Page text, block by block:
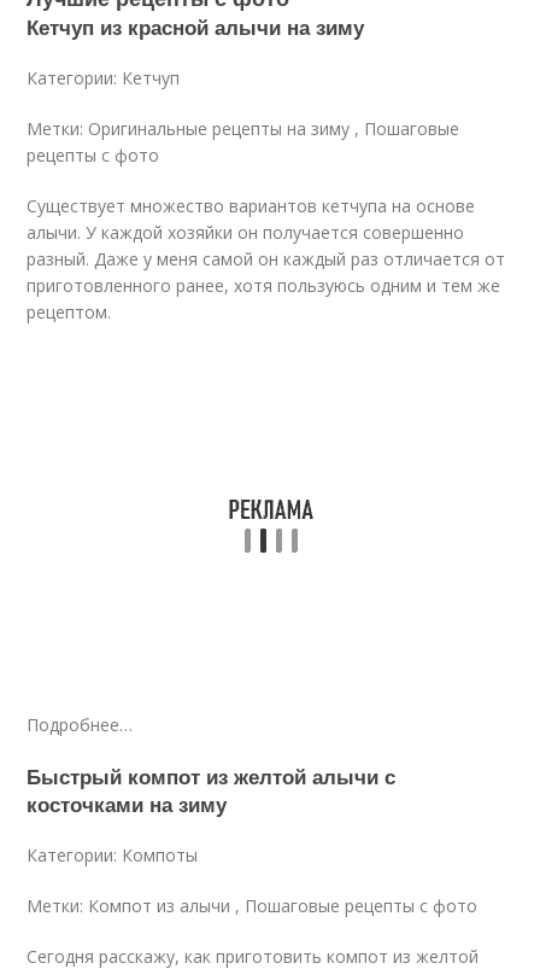
Кетчуп из красной алычи на зиму
Категории: Кетчуп
Метки: Оригинальные рецепты на зиму , Пошаговые
рецепты с фото
Существует множество вариантов кетчупа на основе
алычи. У каждой хозяйки он получается совершенно
разный. Даже у меня самой он каждый раз отличается от
приготовленного ранее, хотя пользуюсь одним и тем же
рецептом.
Подробнее…
Быстрый компот из желтой алычи с
косточками на зиму
Категории: Компоты
Метки: Компот из алычи , Пошаговые рецепты с фото
Сегодня расскажу, как приготовить компот из желтой